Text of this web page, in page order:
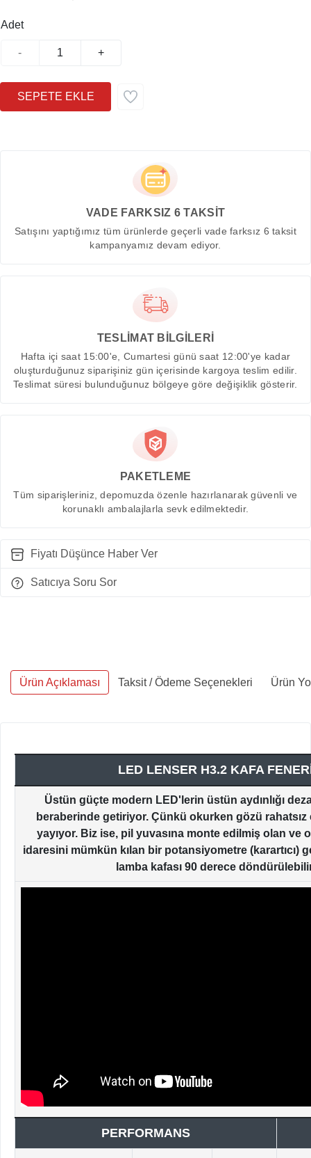
Adet
- +
VADE FARKSIZ 6 TAKSİT
Satışını yaptığımız tüm ürünlerde geçerli vade farksız 6 taksit
kampanyamız devam ediyor.
TESLİMAT BİLGİLERİ
Hafta içi saat 15:00'e, Cumartesi günü saat 12:00'ye kadar
oluşturduğunuz siparişiniz gün içerisinde kargoya teslim edilir.
Teslimat süresi bulunduğunuz bölgeye göre değişiklik gösterir.
PAKETLEME
Tüm siparişleriniz, depomuzda özenle hazırlanarak güvenli ve
korunaklı ambalajlarla sevk edilmektedir.
Fiyatı Düşünce Haber Ver
Satıcıya Soru Sor
Ürün Açıklaması Taksit / Ödeme Seçenekleri Ürün
LED LENSER H3.2 KAFA
Üstün güçte modern LED'lerin üstün aydınlığı
beraberinde getiriyor. Çünkü okurken gözü rahatsız
yayıyor. Biz ise, pil yuvasına monte edilmiş olan ve
idaresini mümkün kılan bir potansiyometre (karartıcı)
lamba kafası 90 derece
PERFORMANS